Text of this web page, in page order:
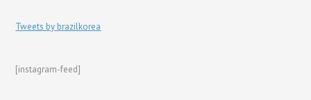
Tweets by brazilkorea
[instagram-feed]